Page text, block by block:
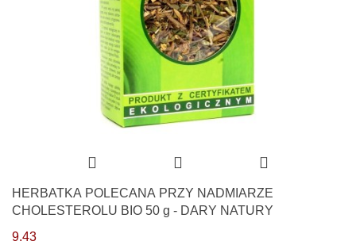
HERBATKA POLECANA PRZY NADMIARZE
CHOLESTEROLU BIO 50 g - DARY NATURY
9.43